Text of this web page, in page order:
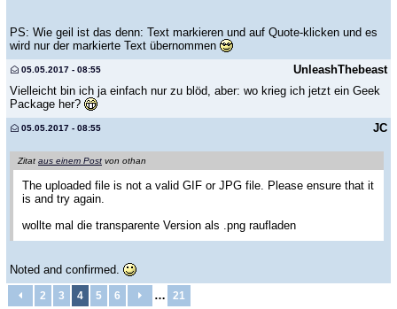
PS: Wie geil ist das denn: Text markieren und auf Quote-klicken und es
wird nur der markierte Text übernommen
UnleashThebeast
05.05.2017 - 08:55
Vielleicht bin ich ja einfach nur zu blöd, aber: wo krieg ich jetzt ein Geek
Package her?
JC
05.05.2017 - 08:55
Zitat aus einem Post von othan
The uploaded file is not a valid GIF or JPG file. Please ensure that it
is and try again.
wollte mal die transparente Version als .png raufladen
Noted and confirmed.
2 3 4 5 6 … 21